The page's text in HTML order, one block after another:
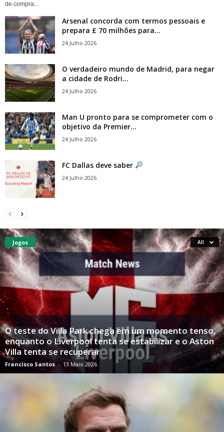
de compra...
Arsenal concorda com termos pessoais e
prepara £ 70 milhões para...
24 Julho 2026
O verdadeiro mundo de Madrid, para negar
a cidade de Rodri...
24 Julho 2026
Man U pronto para se comprometer com o
objetivo da Premier...
24 Julho 2026
FC Dallas deve saber
24 Julho 2026
Jogos All
O teste do Villa Park chega em um momento tenso,
enquanto o Liverpool tenta se estabilizar e o Aston
Villa tenta se recuperar
Francisco Santos - 13 Maio 2026